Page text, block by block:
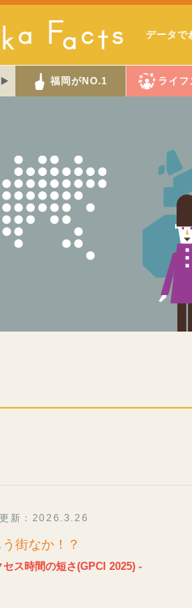
データで
福岡がNO.1 ライ
更新：2026.3.26
街なか！？
セス時間の短さ(GPCI 2025) -